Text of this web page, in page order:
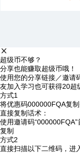
超级币不够？
分享也能赚取超级币哦！
使用您的分享链接／邀请
友加入学习也可获得20超
方式1
将优惠码000000FQA复
直接复制话术：
使用邀请码
复制
方式2
直接扫描以下二维码，进